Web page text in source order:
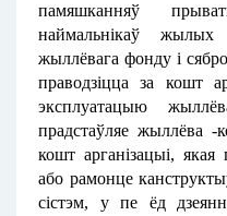
памяшканняў
наймальнікаў жылых
жыллёвага фонду і
праводзiцца за кошт
эксплуатацыю
прадстаўляе жыллёва -
кошт арганізацыі,
або рамонце
сістэм, у пе ёд